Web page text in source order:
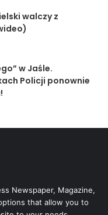
walczy z
w Jaśle.
Policji ponownie
Newspaper, Magazine,
that allow you to